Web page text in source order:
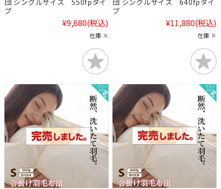
プ
¥9,680(税込)
在庫 ×
プ
¥11,880(税込)
在庫 ×